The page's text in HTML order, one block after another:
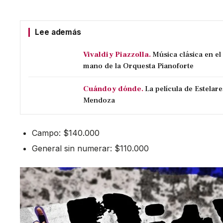
Lee además
Vivaldi y Piazzolla. Música clásica en
mano de la Orquesta Pianoforte
Cuándo y dónde. La película de
Mendoza
Campo: $140.000
General sin numerar: $110.000